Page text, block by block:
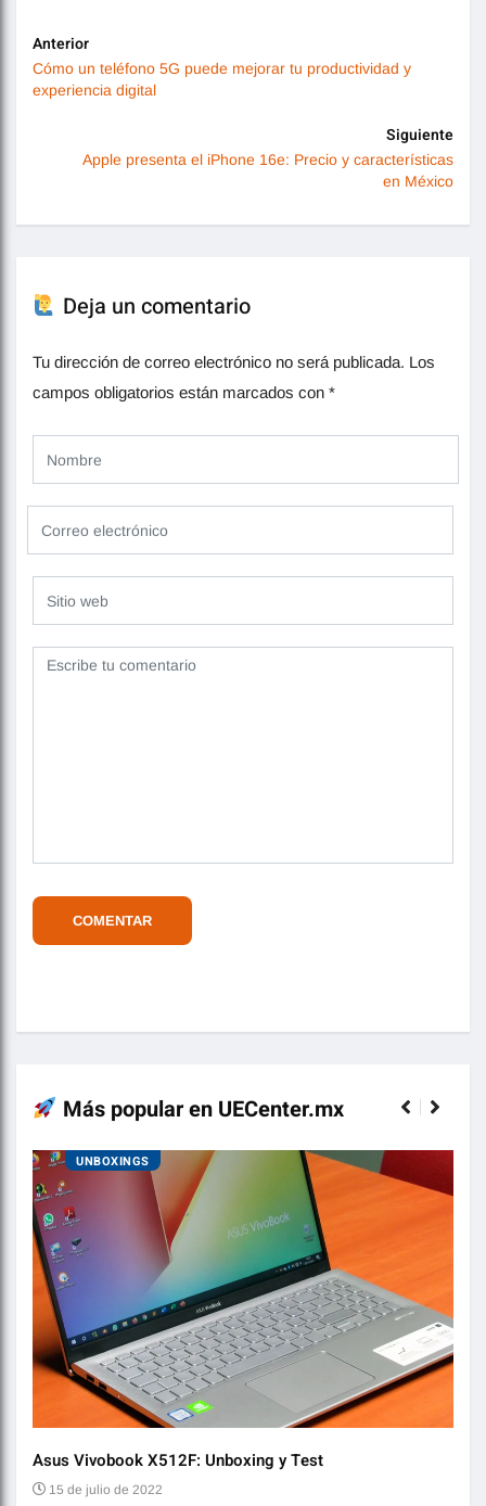
Anterior
Cómo un teléfono 5G puede mejorar tu productividad y
experiencia digital
Siguiente
Apple presenta el iPhone 16e: Precio y características
en México
Deja un comentario
Tu dirección de correo electrónico no será publicada. Los
campos obligatorios están marcados con *
Más popular en UECenter.mx
UNBOXINGS
Asus Vivobook X512F: Unboxing y Test
15 de julio de 2022